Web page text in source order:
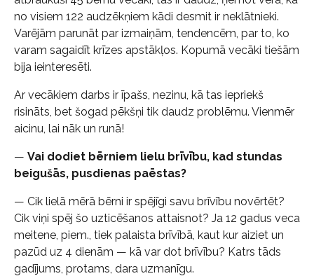
no visiem 122 audzēkņiem kādi desmit ir neklātnieki.
Varējām parunāt par izmaiņām, tendencēm, par to, ko
varam sagaidīt krīzes apstākļos. Kopumā vecāki tiešām
bija ieinteresēti.
Ar vecākiem darbs ir īpašs, nezinu, kā tas iepriekš
risināts, bet šogad pēkšņi tik daudz problēmu. Vienmēr
aicinu, lai nāk un runā!
— Vai dodiet bērniem lielu brīvību, kad stundas
beigušās, pusdienas paēstas?
— Cik lielā mērā bērni ir spējīgi savu brīvību novērtēt?
Cik viņi spēj šo uzticēšanos attaisnot? Ja 12 gadus veca
meitene, piem., tiek palaista brīvībā, kaut kur aiziet un
pazūd uz 4 dienām — kā var dot brīvību? Katrs tāds
gadījums, protams, dara uzmanīgu.